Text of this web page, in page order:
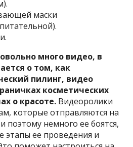
маски
много видео, в
о том, как
пилинг, видео
косметических
о красоте. Видеоролики
которые отправляются на
поэтому немного ее боятся,
этапы ее проведения и